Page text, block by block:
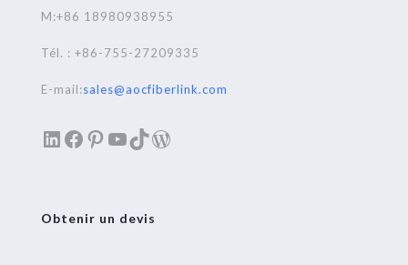
M:+86 18980938955
Tél. : +86-755-27209335
E-mail:sales@aocfiberlink.com
LinkedIn
Facebook
Pinterest
YouTube
TikTok
WordPress
Obtenir un devis